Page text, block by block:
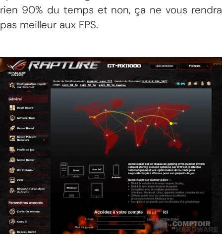
rien 90% du temps et non, ça ne vous rendra
pas meilleur aux FPS.